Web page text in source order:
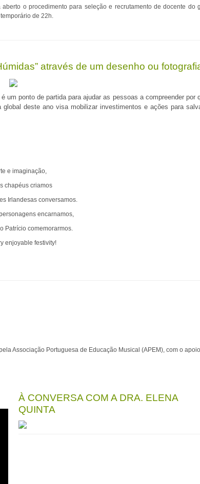
o procedimento para seleção e recrutamento dedocente do
de 22h.
através de um desenho ou
um ponto de partida para ajudar as pessoas a compreender por
deste ano visa mobilizar investimentos e ações para
e imaginação,
chapéus criamos
Irlandesas conversamos.
encarnamos,
Patrício comemorarmos.
enjoyable festivity!
Associação Portuguesa de Educação Musical (APEM), com o
À CONVERSA COM A DRA. ELENA
QUINTA